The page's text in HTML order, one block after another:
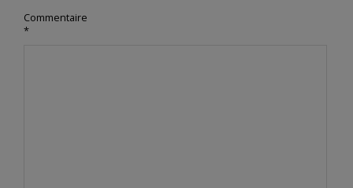
Commentaire
*